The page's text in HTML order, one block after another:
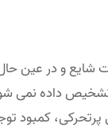
شایع و در
پرتحرکی، کمبود